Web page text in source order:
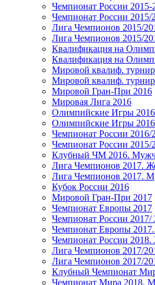
Чемпионат России
Чемпионат России 2015/
Лига Чемпионов 2015/
Лига Чемпионов 2015/
Квалификация на
Квалификация на
Мировой квалиф.
Мировой квалиф.
Мировой Гран-При 2016
Мировая Лига 2016
Олимпийские Игры
Олимпийские Игры
Чемпионат России
Чемпионат России
Клубный ЧМ 2016.
Лига Чемпионов 2017.
Лига Чемпионов 2017.
Кубок России 2016
Мировой Гран-При 2017
Чемпионат Европы 2017
Чемпионат России
Чемпионат Европы
Чемпионат России
Лига Чемпионов 2017/
Лига Чемпионов 2017/
Клубный Чемпионат
Чемпионат Мира 2018.